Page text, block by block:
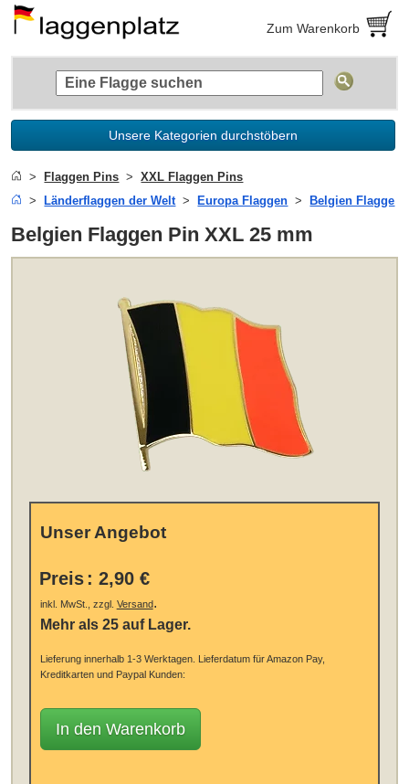
Zum Warenkorb
Unsere Kategorien durchstöbern
Flaggen Pins
XXL Flaggen Pins
Länderflaggen der Welt
Europa Flaggen Belgien Flagge
Belgien Flaggen Pin XXL 25 mm
Unser Angebot
Preis : 2,90 €
inkl. MwSt., zzgl. Versand.
Mehr als 25 auf Lager.
Lieferung innerhalb 1-3 Werktagen. Lieferdatum für Amazon Pay,
Kreditkarten und Paypal Kunden:
In den Warenkorb